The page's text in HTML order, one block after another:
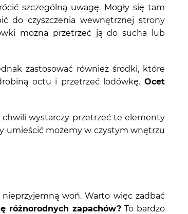
szczególną uwagę. Mogły się tam
do czyszczenia wewnętrznej strony
można przetrzeć ją do sucha lub
zastosować również środki, które
octu i przetrzeć lodówkę. Ocet
chwili wystarczy przetrzeć te elementy
umieścić możemy w czystym wnętrzu
woń. Warto więc zadbać
różnorodnych zapachów? To bardzo